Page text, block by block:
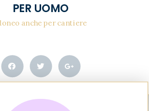
PER UOMO
anche per cantiere